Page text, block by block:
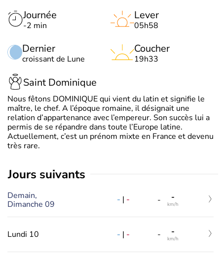
Journée
-2 min
Dernier
croissant de Lune
Lever
05h58
Coucher
19h33
Saint Dominique
Nous fêtons DOMINIQUE qui vient du latin et signifie le
maître, le chef. A l’époque romaine, il désignait une
relation d’appartenance avec l’empereur. Son succès lui a
permis de se répandre dans toute l’Europe latine.
Actuellement, c’est un prénom mixte en France et devenu
très rare.
jours suivants
Demain,
Dimanche 09
- | - - -
km/h
Lundi 10 - | - - -
km/h